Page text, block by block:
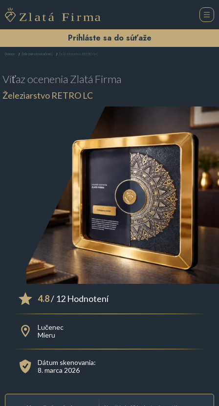
Prihláste sa do súťaže
Domov Železiarstvo Lučenec Železiarstvo RETRO LC
Víťaz ocenenia Zlatá Firma
Železiarstvo RETRO LC
4.8/ 12 Hodnotení
Lučenec
Mieru
Dátum skenovania:
8. marca 2026